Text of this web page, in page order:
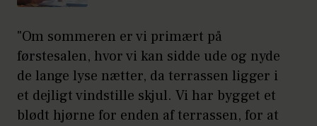
"Om sommeren er vi primært på
førstesalen, hvor vi kan sidde ude og nyde
de lange lyse nætter, da terrassen ligger i
et dejligt vindstille skjul. Vi har bygget et
blødt hjørne for enden af terrassen, for at